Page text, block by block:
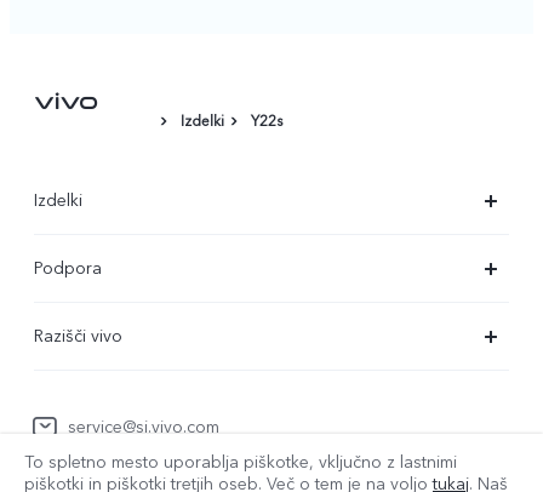
Izdelki Y22s
Izdelki
Y36
Podpora
Posodobitev sistema
Poslati v popravilo
Razišči vivo
Pravna obvestila
Trajnost
service@si.vivo.com
To spletno mesto uporablja piškotke, vključno z lastnimi
piškotki in piškotki tretjih oseb. Več o tem je na voljotukaj. Naš